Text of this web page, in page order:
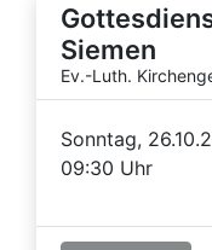
Siemen
Ev.-Luth.
Sonntag,
09:30 Uhr